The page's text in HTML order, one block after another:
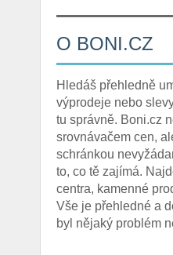
O BONI.CZ
Hledáš přehledně
výprodeje nebo
tu správně. Boni.cz
srovnávačem cen,
schránkou
to, co tě zajímá.
centra, kamenné
Vše je přehledné a
byl nějaký problém